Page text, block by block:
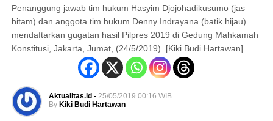
Penanggung jawab tim hukum Hasyim Djojohadikusumo (jas
hitam) dan anggota tim hukum Denny Indrayana (batik hijau)
mendaftarkan gugatan hasil Pilpres 2019 di Gedung Mahkamah
Konstitusi, Jakarta, Jumat, (24/5/2019). [Kiki Budi Hartawan].
Aktualitas.id - 25/05/2019 00:16 WIB
By Kiki Budi Hartawan